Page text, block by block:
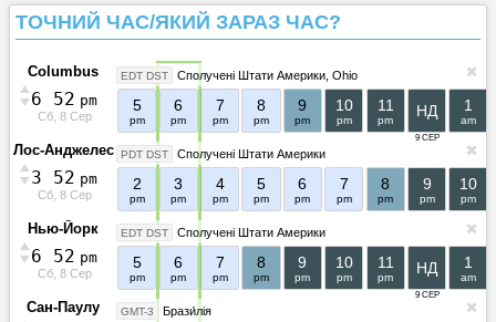
ТОЧНИЙ ЧАС/ЯКИЙ ЗАРАЗ ЧАС?
Columbus EDT DST Сполучені Штати Америки Ohio
6 52 pm
Сб, 8 Сер
5
pm
6
pm
7
pm
8
pm
9
pm
10
pm
11
pm
9 СЕР
НД 1
am
Лос-Анджелес PDT DST Сполучені Штати Америки
3 52 pm
Сб, 8 Сер
2
pm
3
pm
4
pm
5
pm
6
pm
7
pm
8
pm
9
pm
10
pm
Нью-Йорк EDT DST Сполучені Штати Америки
6 52 pm
Сб, 8 Сер
5
pm
6
pm
7
pm
8
pm
9
pm
10
pm
11
pm
9 СЕР
НД 1
am
Сан-Паулу GMT-3 Брази́лія